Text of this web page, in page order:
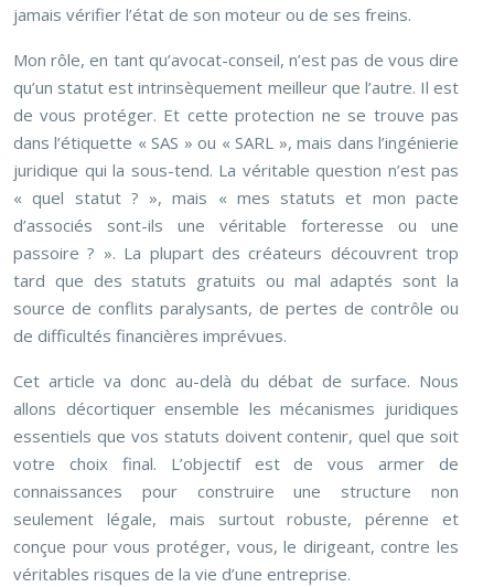
jamais vérifier l’état de son moteur ou de ses freins.
Mon rôle, en tant qu’avocat-conseil, n’est pas de vous dire
qu’un statut est intrinsèquement meilleur que l’autre. Il est
de vous protéger. Et cette protection ne se trouve pas
dans l’étiquette « SAS » ou « SARL », mais dans l’ingénierie
juridique qui la sous-tend. La véritable question n’est pas
« quel statut ? », mais « mes statuts et mon pacte
d’associés sont-ils une véritable forteresse ou une
passoire ? ». La plupart des créateurs découvrent trop
tard que des statuts gratuits ou mal adaptés sont la
source de conflits paralysants, de pertes de contrôle ou
de difficultés financières imprévues.
Cet article va donc au-delà du débat de surface. Nous
allons décortiquer ensemble les mécanismes juridiques
essentiels que vos statuts doivent contenir, quel que soit
votre choix final. L’objectif est de vous armer de
connaissances pour construire une structure non
seulement légale, mais surtout robuste, pérenne et
conçue pour vous protéger, vous, le dirigeant, contre les
véritables risques de la vie d’une entreprise.